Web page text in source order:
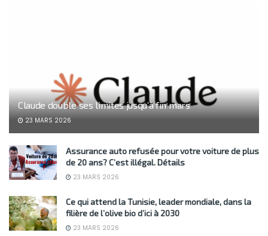
Claude double ses limites jusqu’à fin mars
23 MARS 2026
Assurance auto refusée pour votre voiture de plus
de 20 ans? C’est illégal. Détails
23 MARS 2026
Ce qui attend la Tunisie, leader mondiale, dans la
filière de l’olive bio d’ici à 2030
23 MARS 2026